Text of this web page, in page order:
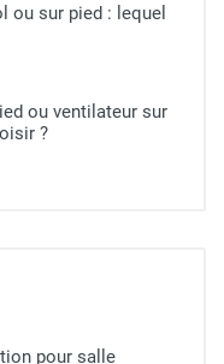
ou sur pied​ : lequel
ou ventilateur sur
?
pour salle